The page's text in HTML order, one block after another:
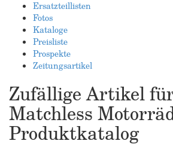
Ersatzteillisten
Fotos
Kataloge
Preisliste
Prospekte
Zeitungsartikel
Zufällige Artikel
Matchless
Produktkatalog